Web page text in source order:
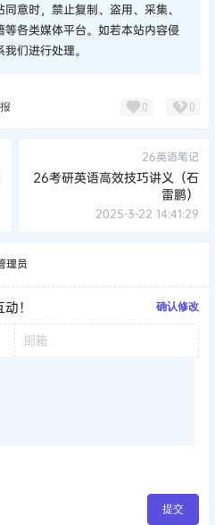
意时，禁止复制、盗用、采集、
各类媒体平台。如若本站内容侵
们进行处理。
0 0
26英语笔记
26考研英语高效技巧讲义（石
雷鹏）
2025-3-22 14:41:29
理员
！ 确认修改
提交